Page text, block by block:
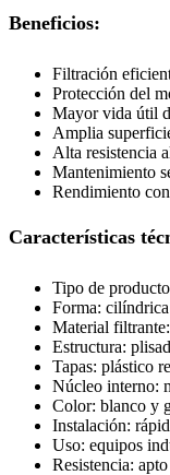
Beneficios:
Filtración
Protección del
Mayor vida útil
Amplia
Alta resistencia
Mantenimiento
Rendimiento
Características
Tipo de
Forma: cilíndrica
Material
Estructura:
Tapas: plástico
Núcleo interno:
Color: blanco y
Instalación:
Uso: equipos
Resistencia: